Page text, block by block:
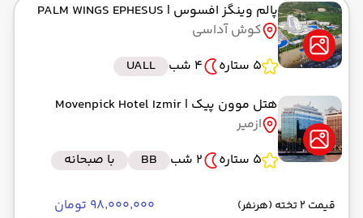
پالم وینگز افسوس | PALM WINGS EPHESUS
کوش آداسی
5 ستاره
4 شب
UALL
هتل موون پیک | Movenpick Hotel Izmir
ازمیر
5 ستاره
2 شب BB با صبحانه
قیمت 2 تخته (هرنفر) ۹۸٬۰۰۰٬۰۰۰ تومان